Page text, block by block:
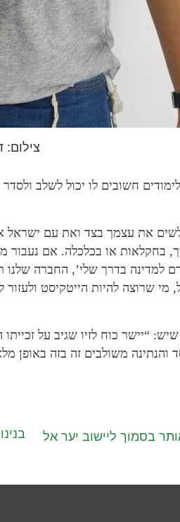
צילום:
בחקלאות או בכלכלה. אם נעבור
למדינה בדרך שלי’, החברה
מי שרוצה להיות הייטקיסט
“יישר כוח לזיו שגיב על
והנתינה משולבים זה בזה באופן
בסמוך ליישוב יער אל